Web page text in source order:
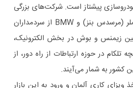
پیشتاز است. شرکت‌های بزرگی
مانند فولکس واگن، دایملر (مرسدس بنز) و BMW از سردمداران
زیمنس و بوش در بخش الکترونیک،
تلکام در حوزه ارتباطات از راه دور، از
کشور به شمار می‌آیند.
ویزای کاری آلمان و ورود به این بازار